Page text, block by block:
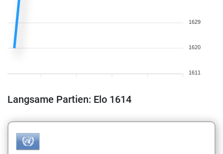
1629
1620
1611
Langsame Partien: Elo 1614